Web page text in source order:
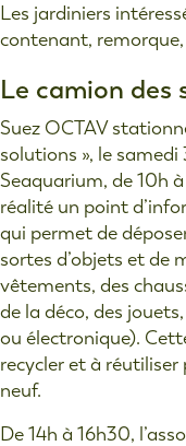
Les jardiniers
contenant,
Le camion des
Suez OCTAV
solutions », le
Seaquarium, de 10h
réalité un point
qui permet de
sortes d’objets et de
vêtements, des
de la déco, des
ou électronique).
recycler et à
neuf.
De 14h à 16h30,